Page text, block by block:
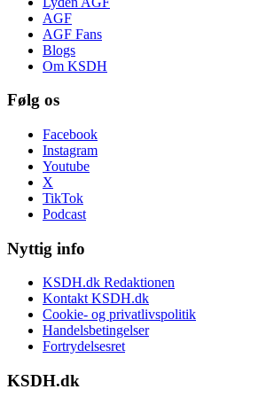
AGF
AGF Fans
Blogs
Om KSDH
Følg os
Facebook
Instagram
Youtube
X
TikTok
Podcast
Nyttig info
KSDH.dk Redaktionen
Kontakt KSDH.dk
Cookie- og privatlivspolitik
Handelsbetingelser
Fortrydelsesret
KSDH.dk